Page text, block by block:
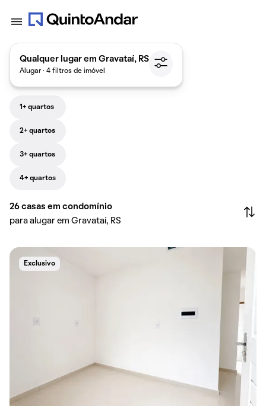
Qualquer lugar em Gravataí, RS
Alugar · 4 filtros de imóvel
1+ quartos
2+ quartos
3+ quartos
4+ quartos
26 casas em condomínio
para alugar em Gravataí, RS
Exclusivo